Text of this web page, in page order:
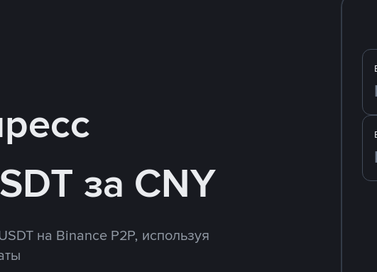
за CNY
на Binance P2P, используя